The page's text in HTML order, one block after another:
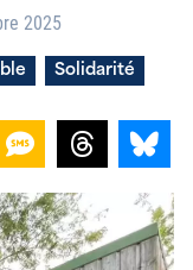
2025
Solidarité